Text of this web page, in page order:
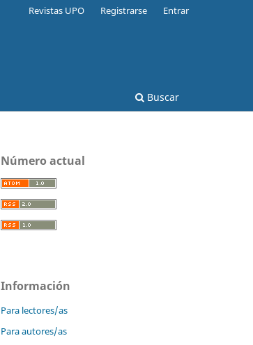
Buscar
Revistas UPO Registrarse Entrar
Número actual
Información
Para lectores/as
Para autores/as